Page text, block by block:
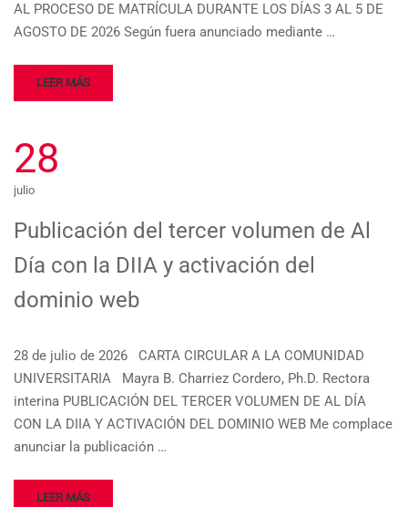
AL PROCESO DE MATRÍCULA DURANTE LOS DÍAS 3 AL 5 DE
AGOSTO DE 2026 Según fuera anunciado mediante …
LEER MÁS
28
julio
Publicación del tercer volumen de Al
Día con la DIIA y activación del
dominio web
28 de julio de 2026 CARTA CIRCULAR A LA COMUNIDAD
UNIVERSITARIA Mayra B. Charriez Cordero, Ph.D. Rectora
interina PUBLICACIÓN DEL TERCER VOLUMEN DE AL DÍA
CON LA DIIA Y ACTIVACIÓN DEL DOMINIO WEB Me complace
anunciar la publicación …
LEER MÁS